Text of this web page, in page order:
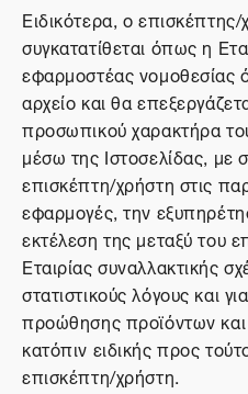
Ειδικότερα, ο
συγκατατίθεται όπως η
εφαρμοστέας νομοθεσίας
αρχείο και θα
προσωπικού χαρακτήρα
μέσω της Ιστοσελίδας,
επισκέπτη/χρήστη στις
εφαρμογές, την
εκτέλεση της μεταξύ του
Εταιρίας συναλλακτικής
στατιστικούς λόγους και
προώθησης προϊόντων
κατόπιν ειδικής προς
επισκέπτη/χρήστη.